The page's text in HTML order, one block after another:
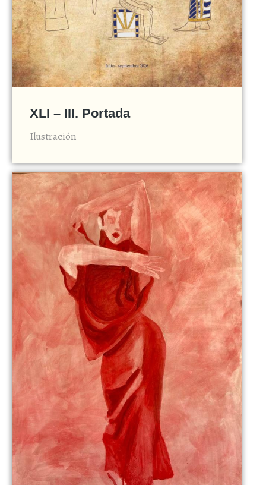
XLI – III. Portada
Ilustración